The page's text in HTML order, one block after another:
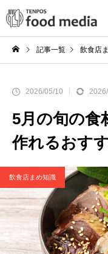
記事一覧 飲食店
2026/05/10
5月の旬の食
作れるおす
飲食店まめ知識